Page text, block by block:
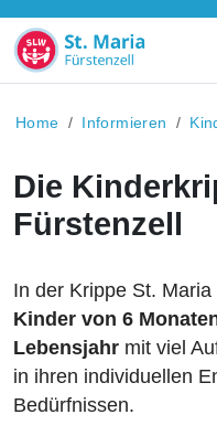
Home Informieren
Die
Fürstenzell
In der Krippe St.
Kinder von 6
Lebensjahr mit viel
in ihren individuellen
Bedürfnissen.